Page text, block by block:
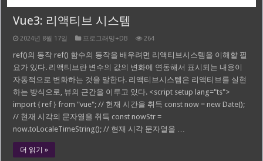
Vue3: 리액티브 시스템
2024년 8월 17일 프로그래밍+DB 264
ref()의 동작 ref() 함수의 동작을 배우려면 리액티브시스템을 이해할 필
요가 있다. 리액티브란 변수의 값의 변화에 연동해서 표시되는 내용이
자동적으로 변화하는 것을 말한다. 리액티브시스템은 리액티브를 실현
하는 방식으로, 뷰의 근간을 이루고 있다. <script setup lang="ts">
import { ref } from "vue"; // 현재 시간을 취득 const now = new Date();
// 현재 시각의 문자열을 취득 const nowStr =
now.toLocaleTimeString(); // 현재 시각 문자열을 …
더 읽기 »